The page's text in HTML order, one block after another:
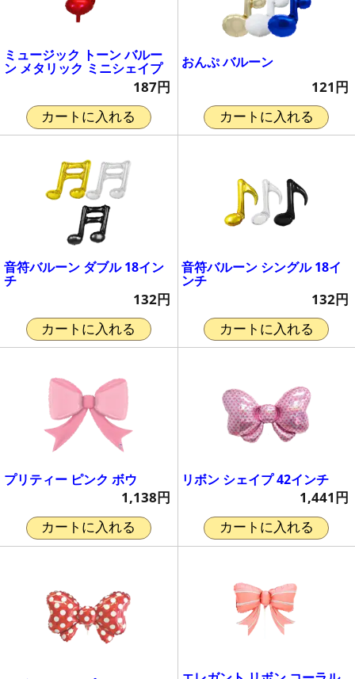
ミュージック トーン バルー
ン メタリック ミニシェイプ
187円
カートに入れる
おんぷ バルーン
121円
カートに入れる
音符バルーン ダブル 18イン
チ
132円
カートに入れる
音符バルーン シングル 18イ
ンチ
132円
カートに入れる
プリティー ピンク ボウ
1,138円
カートに入れる
リボン シェイプ 42インチ
1,441円
カートに入れる